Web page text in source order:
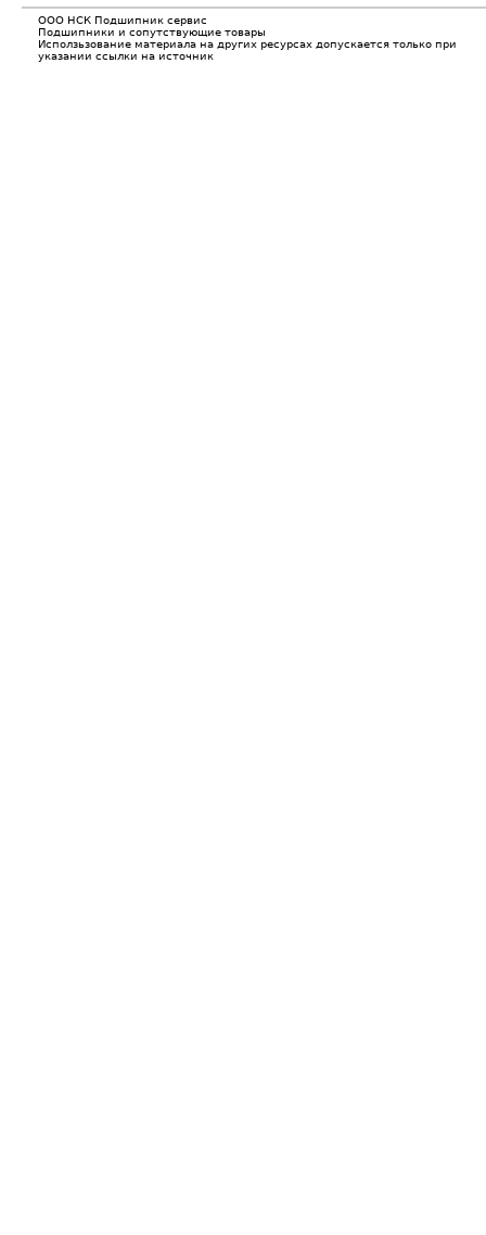
ООО НСК Подшипник сервис
Подшипники и сопутствующие товары
Исползьзование материала на других ресурсах допускается только при
указании ссылки на источник